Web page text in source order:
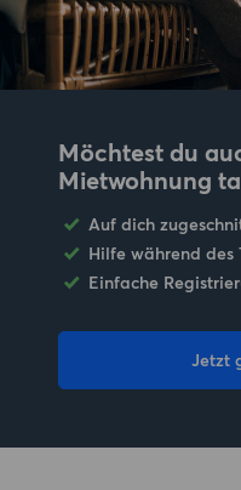
Möchtest du
Mietwohnung
Auf dich
Hilfe während des
Einfache
Jetzt